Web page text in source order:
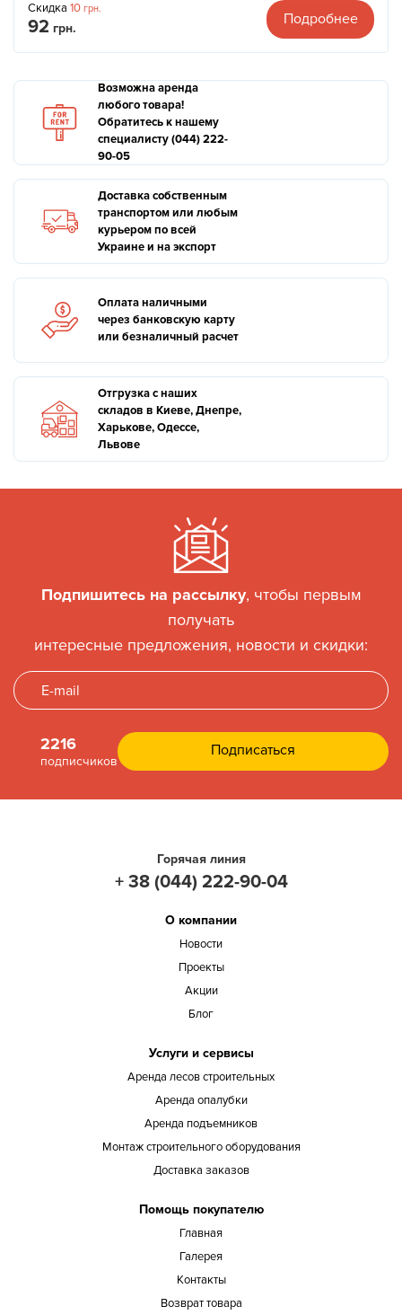
Скидка 10 грн.
92 грн.
Подробнее
Возможна аренда
любого товара!
Обратитесь к нашему
специалисту (044) 222-
90-05
Доставка собственным
транспортом или любым
курьером по всей
Украине и на экспорт
Оплата наличными
через банковскую карту
или безналичный расчет
Отгрузка с наших
складов в Киеве, Днепре,
Харькове, Одессе,
Львове
Подпишитесь на рассылку, чтобы первым
получать
интересные предложения, новости и скидки:
2216
подписчиков
Горячая линия
+ 38 (044) 222-90-04
О компании
Новости
Проекты
Акции
Блог
Услуги и сервисы
Аренда лесов строительных
Аренда опалубки
Аренда подъемников
Монтаж строительного оборудования
Доставка заказов
Помощь покупателю
Главная
Галерея
Контакты
Возврат товара